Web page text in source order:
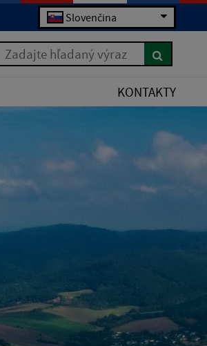
Slovenčina
Zadajte hľadaný výraz
KONTAKTY